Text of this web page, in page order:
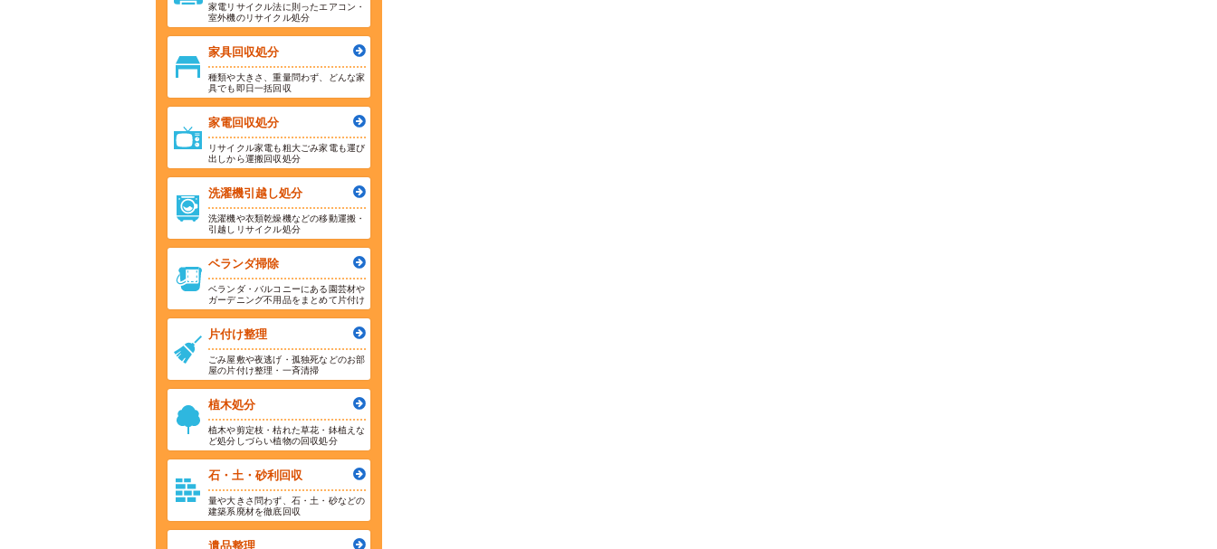
家電リサイクル法に則ったエアコン・
室外機のリサイクル処分
家具回収処分
種類や大きさ、重量問わず、どんな家
具でも即日一括回収
家電回収処分
リサイクル家電も粗大ごみ家電も運び
出しから運搬回収処分
洗濯機引越し処分
洗濯機や衣類乾燥機などの移動運搬・
引越しリサイクル処分
ベランダ掃除
ベランダ・バルコニーにある園芸材や
ガーデニング不用品をまとめて片付け
片付け整理
ごみ屋敷や夜逃げ・孤独死などのお部
屋の片付け整理・一斉清掃
植木処分
植木や剪定枝・枯れた草花・鉢植えな
ど処分しづらい植物の回収処分
石・土・砂利回収
量や大きさ問わず、石・土・砂などの
建築系廃材を徹底回収
遺品整理